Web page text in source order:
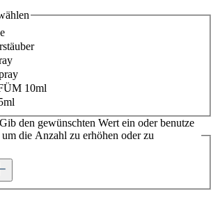
10ml
den gewünschten Wert ein oder benutze
die Anzahl zu erhöhen oder zu